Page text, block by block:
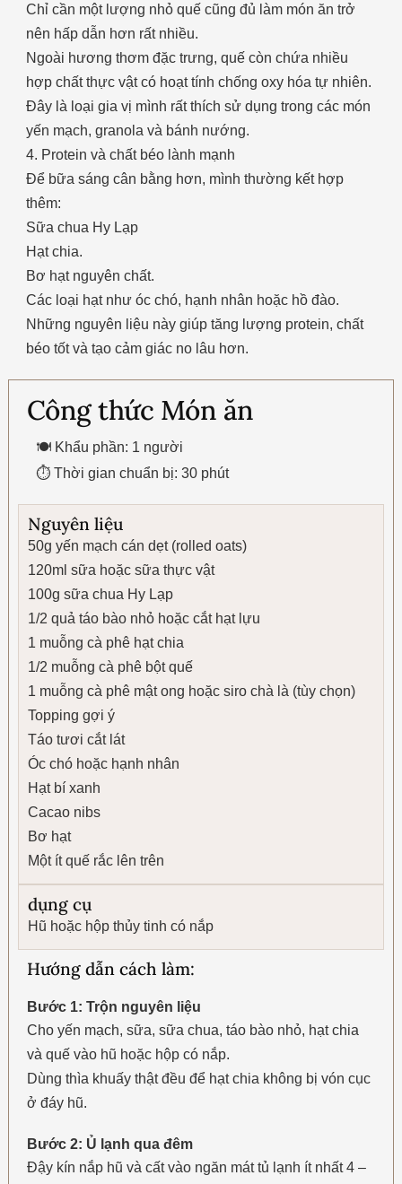
Chỉ cần một lượng nhỏ quế cũng đủ làm món ăn trở
nên hấp dẫn hơn rất nhiều.
Ngoài hương thơm đặc trưng, quế còn chứa nhiều
hợp chất thực vật có hoạt tính chống oxy hóa tự nhiên.
Đây là loại gia vị mình rất thích sử dụng trong các món
yến mạch, granola và bánh nướng.
4. Protein và chất béo lành mạnh
Để bữa sáng cân bằng hơn, mình thường kết hợp
thêm:
Sữa chua Hy Lạp
Hạt chia.
Bơ hạt nguyên chất.
Các loại hạt như óc chó, hạnh nhân hoặc hồ đào.
Những nguyên liệu này giúp tăng lượng protein, chất
béo tốt và tạo cảm giác no lâu hơn.
Công thức Món ăn
🍽 Khẩu phần: 1 người
⏱ Thời gian chuẩn bị: 30 phút
Nguyên liệu
50g yến mạch cán dẹt (rolled oats)
120ml sữa hoặc sữa thực vật
100g sữa chua Hy Lạp
1/2 quả táo bào nhỏ hoặc cắt hạt lựu
1 muỗng cà phê hạt chia
1/2 muỗng cà phê bột quế
1 muỗng cà phê mật ong hoặc siro chà là (tùy chọn)
Topping gợi ý
Táo tươi cắt lát
Óc chó hoặc hạnh nhân
Hạt bí xanh
Cacao nibs
Bơ hạt
Một ít quế rắc lên trên
dụng cụ
Hũ hoặc hộp thủy tinh có nắp
Hướng dẫn cách làm:
Bước 1: Trộn nguyên liệu
Cho yến mạch, sữa, sữa chua, táo bào nhỏ, hạt chia
và quế vào hũ hoặc hộp có nắp.
Dùng thìa khuấy thật đều để hạt chia không bị vón cục
ở đáy hũ.
Bước 2: Ủ lạnh qua đêm
Đậy kín nắp hũ và cất vào ngăn mát tủ lạnh ít nhất 4 –